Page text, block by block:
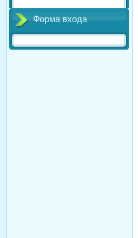
Форма входа